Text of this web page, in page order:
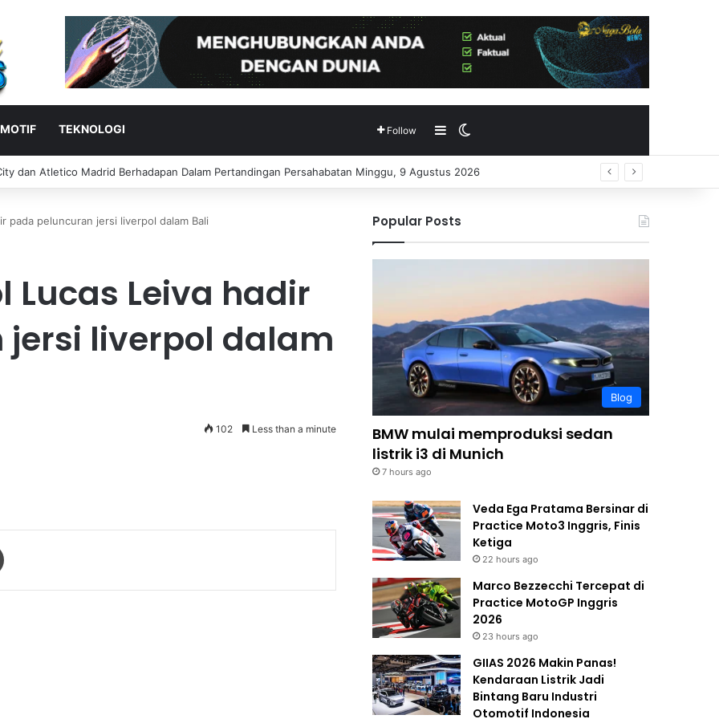
TEKNOLOGI Follow Sidebar
dan Atletico Madrid Berhadapan Dalam Pertandingan Persahabatan Minggu, 9 Agustus 2026
pada peluncuran jersi liverpol dalam Bali
Lucas Leiva hadir
liverpol dalam
102 Less than a minute
Popular Posts
Blog
BMW mulai memproduksi sedan
listrik i3 di Munich
7 hours ago
Veda Ega Pratama Bersinar di
Practice Moto3 Inggris, Finis
Ketiga
22 hours ago
Marco Bezzecchi Tercepat di
Practice MotoGP Inggris
2026
23 hours ago
GIIAS 2026 Makin Panas!
Kendaraan Listrik Jadi
Bintang Baru Industri
Otomotif Indonesia